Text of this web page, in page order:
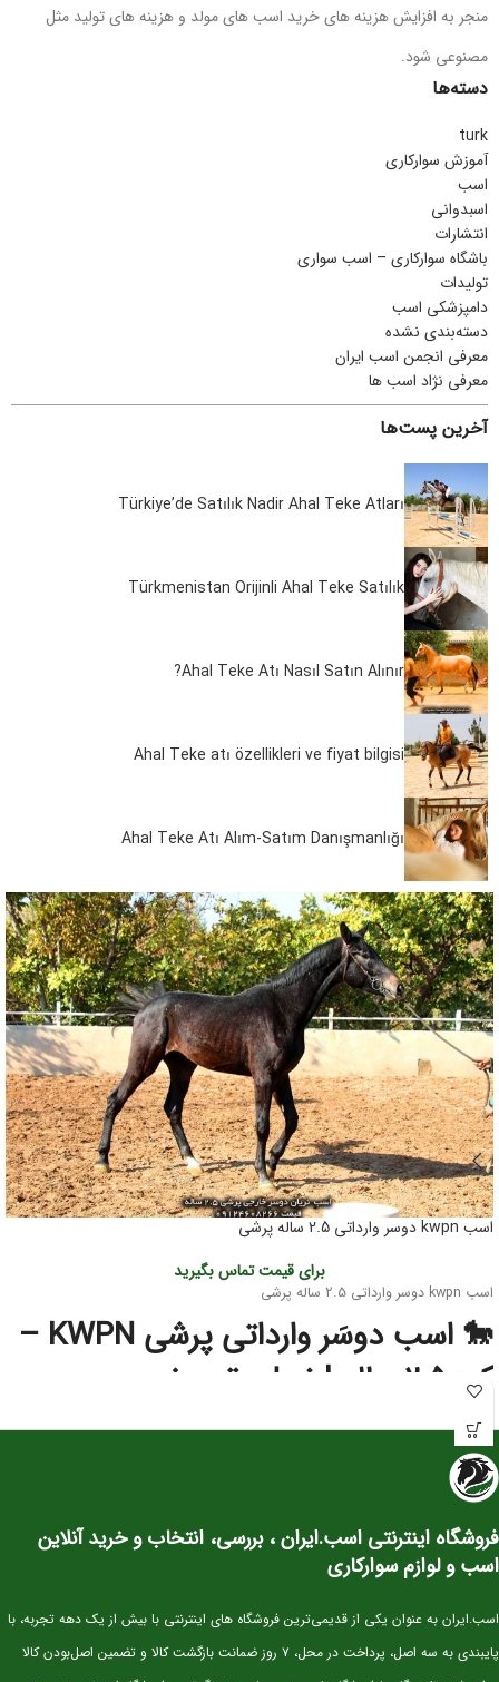
منجر به افزایش هزینه های خرید اسب های مولد و هزینه های تولید مثل
مصنوعی شود.
دسته‌ها
turk
آموزش سوارکاری
اسب
اسبدوانی
انتشارات
باشگاه سوارکاری – اسب سواری
تولیدات
دامپزشکی اسب
دسته‌بندی نشده
معرفی انجمن اسب ایران
معرفی نژاد اسب ها
آخرین پست‌ها
Türkiye’de Satılık Nadir Ahal Teke Atları
Türkmenistan Orijinli Ahal Teke Satılık
Ahal Teke Atı Nasıl Satın Alınır?
Ahal Teke atı özellikleri ve fiyat bilgisi
Ahal Teke Atı Alım-Satım Danışmanlığı
اسب kwpn دوسر وارداتی 2.5 ساله پرشی
برای قیمت تماس بگیرید
اسب kwpn دوسر وارداتی 2.5 ساله پرشی
🐎 اسب دوسَر وارداتی پرشی KWPN –
کره ۲.۵ ساله | نسل‌برتر مخصوص
آینده‌سازان پرش
این کره دوسَر وارداتی
پرورش‌دهندگانی است که به‌دنبال اسبی با
کره‌های این نژاد از همان سنین کم، قدرت، هوش و تعادل فوق‌العاده‌ای نشان می‌دهند.
⭐ مشخصات کلی
سن:۲.۵ سال
نژاد:KWPN اصیل (خط خونی معتبر و قابل استعلام)
فروشگاه اینترنتی اسب.ایران ، بررسی، انتخاب و خرید آنلاین
اسب و لوازم سوارکاری
اسب.ایران به عنوان یکی از قدیمی‌ترین فروشگاه های اینترنتی با بیش از یک دهه تجربه، با
پایبندی به سه اصل، پرداخت در محل، ۷ روز ضمانت بازگشت کالا و تضمین اصل‌بودن کالا